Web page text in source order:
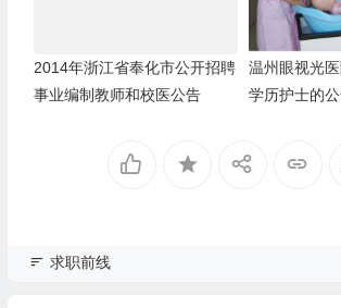
2014年浙江省奉化市公开招聘
事业编制教师和校医公告
温州眼视光
学历护士的
求职前线